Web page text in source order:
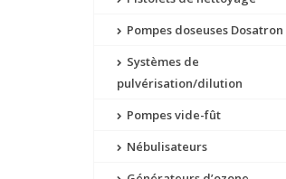
Pompes doseuses Dosatron
Systèmes de
pulvérisation/dilution
Pompes vide-fût
Nébulisateurs